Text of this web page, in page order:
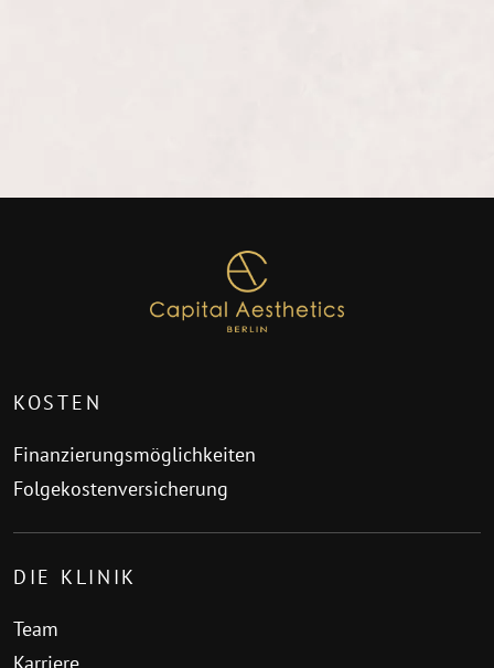
KOSTEN
Finanzierungsmöglichkeiten
Folgekostenversicherung
DIE KLINIK
Team
Karriere